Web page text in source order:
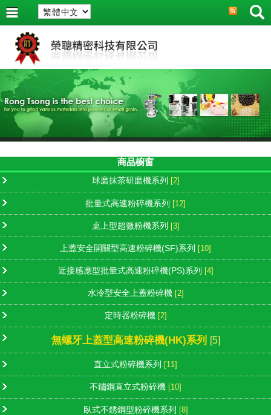
商品櫥窗
球磨抹茶研磨機系列 [2]
批量式高速粉碎機系列 [12]
桌上型超微粉機系列 [3]
上蓋安全開關型高速粉碎機(SF)系列 [10]
近接感應型批量式高速粉碎機(PS)系列 [4]
水冷型安全上蓋粉碎機 [2]
定時器粉碎機 [2]
無螺牙上蓋型高速粉碎機(HK)系列 [5]
直立式粉碎機系列 [11]
不鏽鋼直立式粉碎機 [10]
臥式不銹鋼型粉碎機系列 [8]